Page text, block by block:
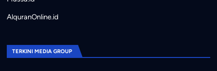
AlquranOnline.id
TERKINI MEDIA GROUP